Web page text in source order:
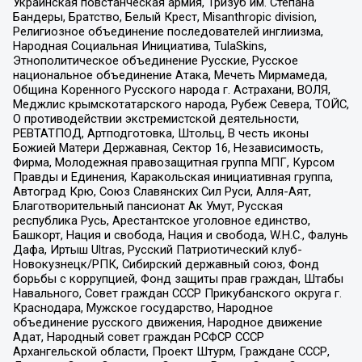
Бандеры, Братство, Белый Крест, Misanthropic division,
Религиозное объединение последователей инглиизма,
Народная Социальная Инициатива, TulaSkins,
Этнополитическое объединение Русские, Русское
национальное объединение Атака, Мечеть Мирмамеда,
Община Коренного Русского народа г. Астрахани, ВОЛЯ,
Меджлис крымскотатарского народа, Рубеж Севера, ТОЙС,
О противодействии экстремистской деятельности,
РЕВТАТПОД, Артподготовка, Штольц, В честь иконы
Божией Матери Державная, Сектор 16, Независимость,
Фирма, Молодежная правозащитная группа МПГ, Курсом
Правды и Единения, Каракольская инициативная группа,
Автоград Крю, Союз Славянских Сил Руси, Алля-Аят,
Благотворительный пансионат Ак Умут, Русская
республика Русь, Арестантское уголовное единство,
Башкорт, Нация и свобода, Нация и свобода, W.H.С., Фалунь
Дафа, Иртыш Ultras, Русский Патриотический клуб-
Новокузнецк/РПК, Сибирский державный союз, Фонд
борьбы с коррупцией, Фонд защиты прав граждан, Штабы
Навального, Совет граждан СССР Прикубанского округа г.
Краснодара, Мужское государство, Народное
объединение русского движения, Народное движение
Адат, Народный совет граждан РСФСР СССР
Архангельской области, Проект Штурм, Граждане СССР,